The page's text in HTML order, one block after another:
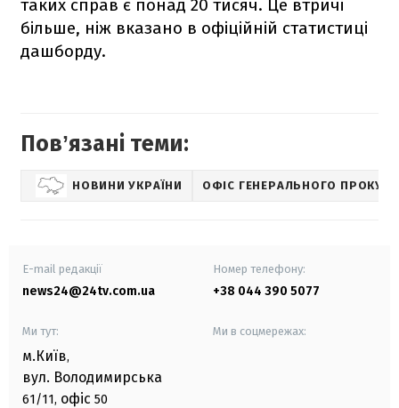
таких справ є понад 20 тисяч. Це втричі
більше, ніж вказано в офіційній статистиці
дашборду.
Повʼязані теми:
НОВИНИ УКРАЇНИ ОФІС ГЕНЕРАЛЬНОГО
E-mail редакції
news24@24tv.com.ua
Номер телефону:
+38 044 390 5077
Ми тут:
м.Київ,
вул. Володимирська
61/11, офіс 50
Ми в соцмережах: